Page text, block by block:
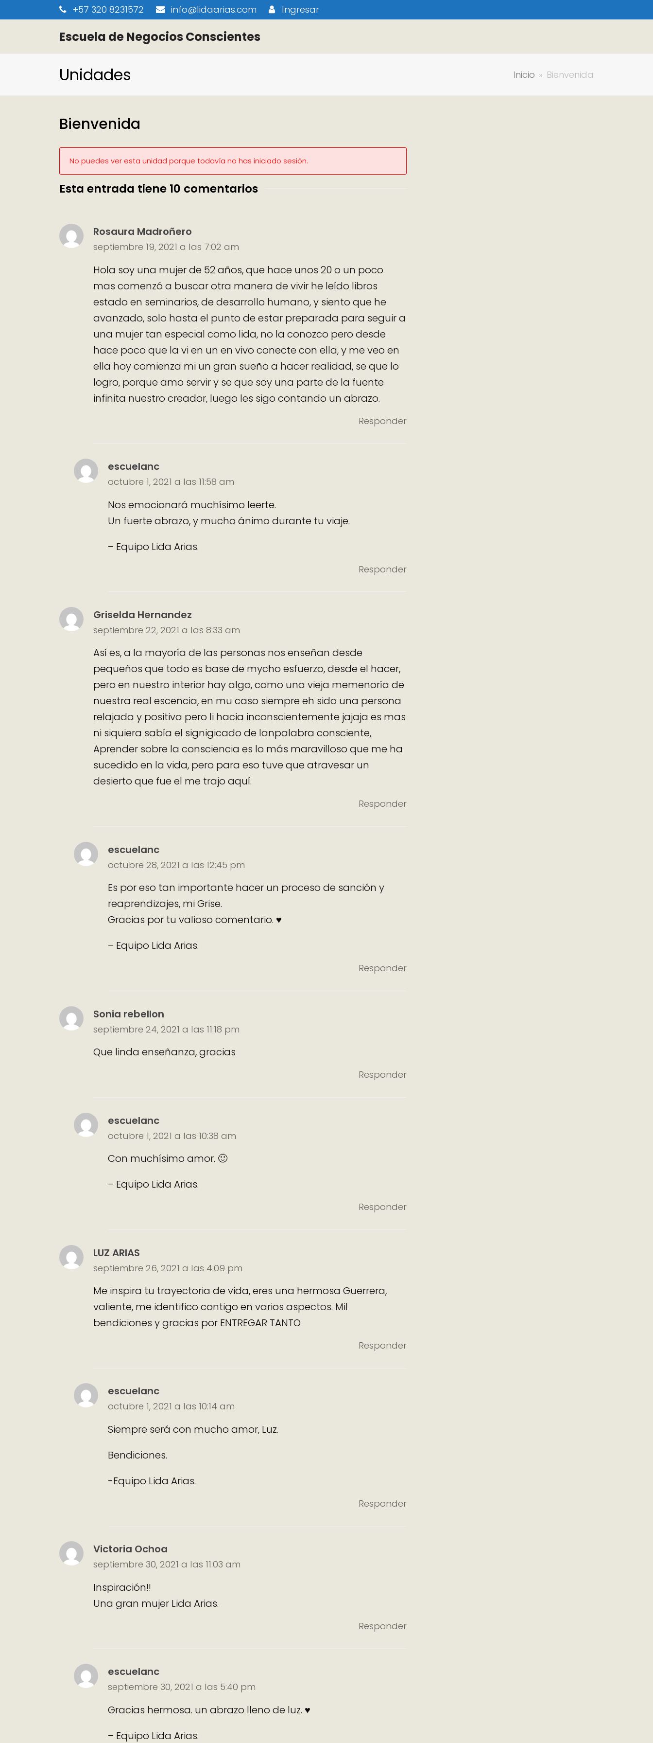
+57 320 8231572 info@lidaarias.com Ingresar
Escuela de Negocios Conscientes
Unidades Inicio » Bienvenida
Bienvenida
No puedes ver esta unidad porque todavía no has iniciado sesión.
Esta entrada tiene 10 comentarios
Rosaura Madroñero
septiembre 19, 2021 a las 7:02 am
Hola soy una mujer de 52 años, que hace unos 20 o un poco
mas comenzó a buscar otra manera de vivir he leído libros
estado en seminarios, de desarrollo humano, y siento que he
avanzado, solo hasta el punto de estar preparada para seguir a
una mujer tan especial como lida, no la conozco pero desde
hace poco que la vi en un en vivo conecte con ella, y me veo en
ella hoy comienza mi un gran sueño a hacer realidad, se que lo
logro, porque amo servir y se que soy una parte de la fuente
infinita nuestro creador, luego les sigo contando un abrazo.
Responder
escuelanc
octubre 1, 2021 a las 11:58 am
Nos emocionará muchísimo leerte.
Un fuerte abrazo, y mucho ánimo durante tu viaje.
– Equipo Lida Arias.
Responder
Griselda Hernandez
septiembre 22, 2021 a las 8:33 am
Así es, a la mayoría de las personas nos enseñan desde
pequeños que todo es base de mycho esfuerzo, desde el hacer,
pero en nuestro interior hay algo, como una vieja memenoría de
nuestra real escencia, en mu caso siempre eh sido una persona
relajada y positiva pero li hacia inconscientemente jajaja es mas
ni siquiera sabía el signigicado de lanpalabra consciente,
Aprender sobre la consciencia es lo más maravilloso que me ha
sucedido en la vida, pero para eso tuve que atravesar un
desierto que fue el me trajo aquí.
Responder
escuelanc
octubre 28, 2021 a las 12:45 pm
Es por eso tan importante hacer un proceso de sanción y
reaprendizajes, mi Grise.
Gracias por tu valioso comentario. ♥
– Equipo Lida Arias.
Responder
Sonia rebellon
septiembre 24, 2021 a las 11:18 pm
Que linda enseñanza, gracias
Responder
escuelanc
octubre 1, 2021 a las 10:38 am
Con muchísimo amor. 🙂
– Equipo Lida Arias.
Responder
LUZ ARIAS
septiembre 26, 2021 a las 4:09 pm
Me inspira tu trayectoria de vida, eres una hermosa Guerrera,
valiente, me identifico contigo en varios aspectos. Mil
bendiciones y gracias por ENTREGAR TANTO
Responder
escuelanc
octubre 1, 2021 a las 10:14 am
Siempre será con mucho amor, Luz.
Bendiciones.
-Equipo Lida Arias.
Responder
Victoria Ochoa
septiembre 30, 2021 a las 11:03 am
Inspiración!!
Una gran mujer Lida Arias.
Responder
escuelanc
septiembre 30, 2021 a las 5:40 pm
Gracias hermosa. un abrazo lleno de luz. ♥
– Equipo Lida Arias.